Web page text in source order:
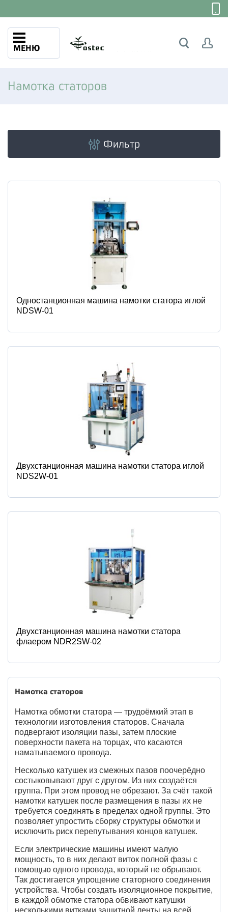
МЕНЮ
Намотка статоров
Фильтр
Одностанционная машина намотки статора иглой
NDSW-01
Двухстанционная машина намотки статора иглой
NDS2W-01
Двухстанционная машина намотки статора
флаером NDR2SW-02
Намотка статоров
Намотка обмотки статора — трудоёмкий этап в
технологии изготовления статоров. Сначала
подвергают изоляции пазы, затем плоские
поверхности пакета на торцах, что касаются
наматываемого провода.
Несколько катушек из смежных пазов поочерёдно
состыковывают друг с другом. Из них создаётся
группа. При этом провод не обрезают. За счёт такой
намотки катушек после размещения в пазы их не
требуется соединять в пределах одной группы. Это
позволяет упростить сборку структуры обмотки и
исключить риск перепутывания концов катушек.
Если электрические машины имеют малую
мощность, то в них делают виток полной фазы с
помощью одного провода, который не обрывают.
Так достигается упрощение статорного соединения
устройства. Чтобы создать изоляционное покрытие,
в каждой обмотке статора обвивают катушки
несколькими витками защитной ленты на всей